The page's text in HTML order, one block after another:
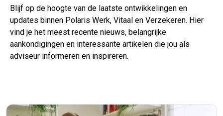
Blijf op de hoogte van de laatste ontwikkelingen en
updates binnen Polaris Werk, Vitaal en Verzekeren. Hier
vind je het meest recente nieuws, belangrijke
aankondigingen en interessante artikelen die jou als
adviseur informeren en inspireren.